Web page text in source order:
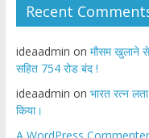
Recent
ideaadmin on मौसम खुलाने से
सहित 754 रोड बंद !
ideaadmin on भारत रत्न
किया।
A WordPress Commenter